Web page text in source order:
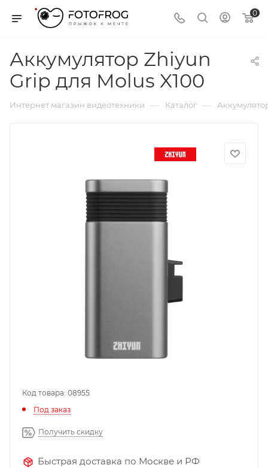
0
Аккумулятор Zhiyun
Grip для Molus X100
Интернет магазин видеотехники — Каталог —
Код товара: 08955
Под заказ
Получить скидку
Быстрая доставка по Москве и РФ